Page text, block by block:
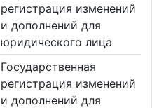
регистрация изменений
и дополнений для
юридического лица
Государственная
регистрация изменений
и дополнений для